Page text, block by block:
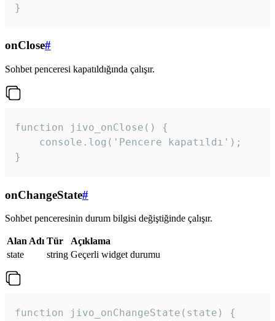
}
onClose#
Sohbet penceresi kapatıldığında çalışır.
function jivo_onClose() {
    console.log('Pencere kapatıldı');
}
onChangeState#
Sohbet penceresinin durum bilgisi değiştiğinde çalışır.
Alan Adı Tür
Açıklama
state
string Geçerli widget durumu
function jivo_onChangeState(state) {